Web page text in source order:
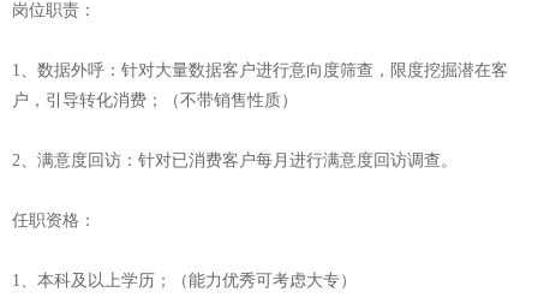
岗位职责：
1、数据外呼：针对大量数据客户进行意向度筛查，限度挖掘潜在客
户，引导转化消费；（不带销售性质）
2、满意度回访：针对已消费客户每月进行满意度回访调查。
任职资格：
1、本科及以上学历；（能力优秀可考虑大专）